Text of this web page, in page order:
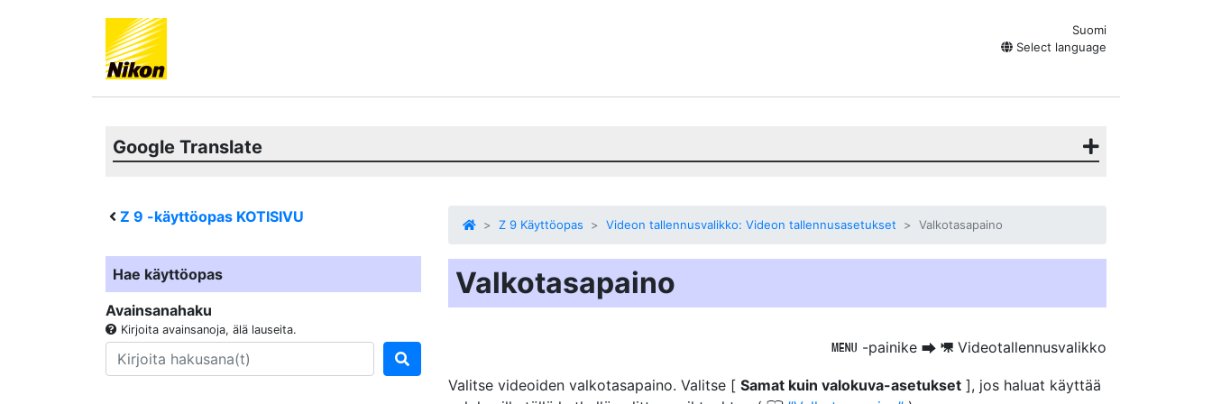
Suomi
Select language
Google Translate
Z 9 -käyttöopas KOTISIVU
Hae käyttöopas
Avainsanahaku
Kirjoita avainsanoja, älä lauseita.
Z 9 Käyttöopas Videon tallennusvalikko: Videon tallennusasetukset Valkotasapaino
Valkotasapaino
G -painike U 1 Videotallennusvalikko
Valitse videoiden valkotasapaino. Valitse [ Samat kuin valokuva-asetukset ], jos haluat käyttää